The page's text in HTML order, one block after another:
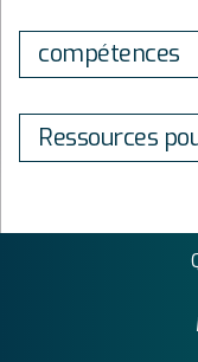
compétences
Ressources